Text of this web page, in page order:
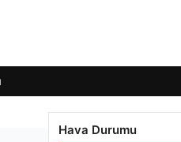
Hava Durumu